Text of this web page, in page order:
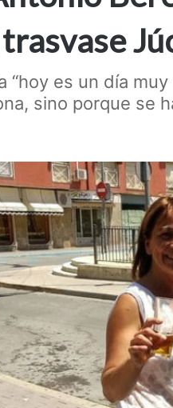
“hoy es un día
sino porque se